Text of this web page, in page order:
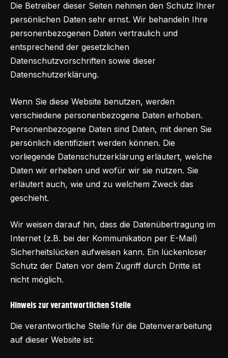
Die Betreiber dieser Seiten nehmen den Schutz Ihrer
persönlichen Daten sehr ernst. Wir behandeln Ihre
personenbezogenen Daten vertraulich und
entsprechend der gesetzlichen
Datenschutzvorschriften sowie dieser
Datenschutzerklärung.
Wenn Sie diese Website benutzen, werden
verschiedene personenbezogene Daten erhoben.
Personenbezogene Daten sind Daten, mit denen Sie
persönlich identifiziert werden können. Die
vorliegende Datenschutzerklärung erläutert, welche
Daten wir erheben und wofür wir sie nutzen. Sie
erläutert auch, wie und zu welchem Zweck das
geschieht.
Wir weisen darauf hin, dass die Datenübertragung im
Internet (z.B. bei der Kommunikation per E-Mail)
Sicherheitslücken aufweisen kann. Ein lückenloser
Schutz der Daten vor dem Zugriff durch Dritte ist
nicht möglich.
Hinweis zur verantwortlichen Stelle
Die verantwortliche Stelle für die Datenverarbeitung
auf dieser Website ist: